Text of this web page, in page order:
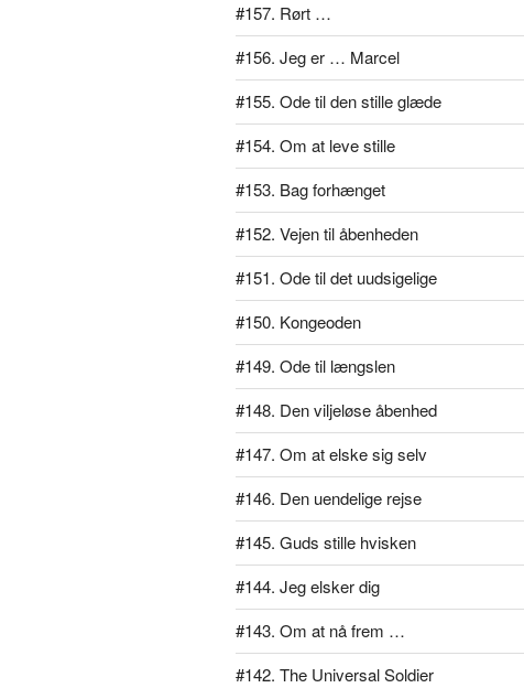
#157. Rørt …
#156. Jeg er … Marcel
#155. Ode til den stille glæde
#154. Om at leve stille
#153. Bag forhænget
#152. Vejen til åbenheden
#151. Ode til det uudsigelige
#150. Kongeoden
#149. Ode til længslen
#148. Den viljeløse åbenhed
#147. Om at elske sig selv
#146. Den uendelige rejse
#145. Guds stille hvisken
#144. Jeg elsker dig
#143. Om at nå frem …
#142. The Universal Soldier